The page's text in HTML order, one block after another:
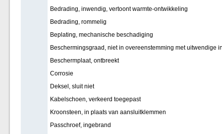
Bedrading, inwendig, vertoont warmte-ontwikkeling
Bedrading, rommelig
Beplating, mechanische beschadiging
Beschermingsgraad, niet in overeenstemming met uitwendige
Beschermplaat, ontbreekt
Corrosie
Deksel, sluit niet
Kabelschoen, verkeerd toegepast
Kroonsteen, in plaats van aansluitklemmen
Passchroef, ingebrand